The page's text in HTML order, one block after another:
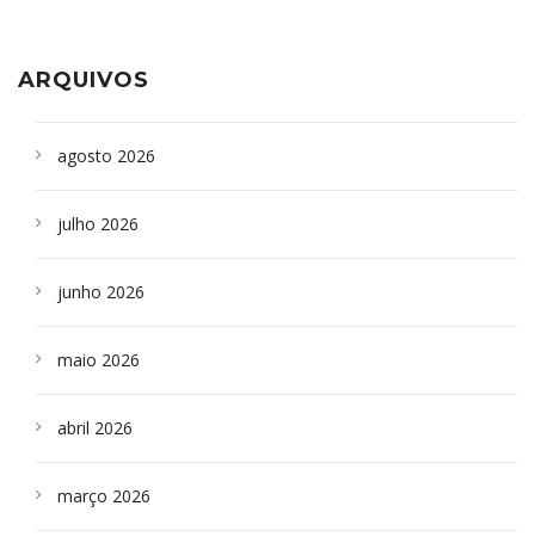
ARQUIVOS
agosto 2026
julho 2026
junho 2026
maio 2026
abril 2026
março 2026